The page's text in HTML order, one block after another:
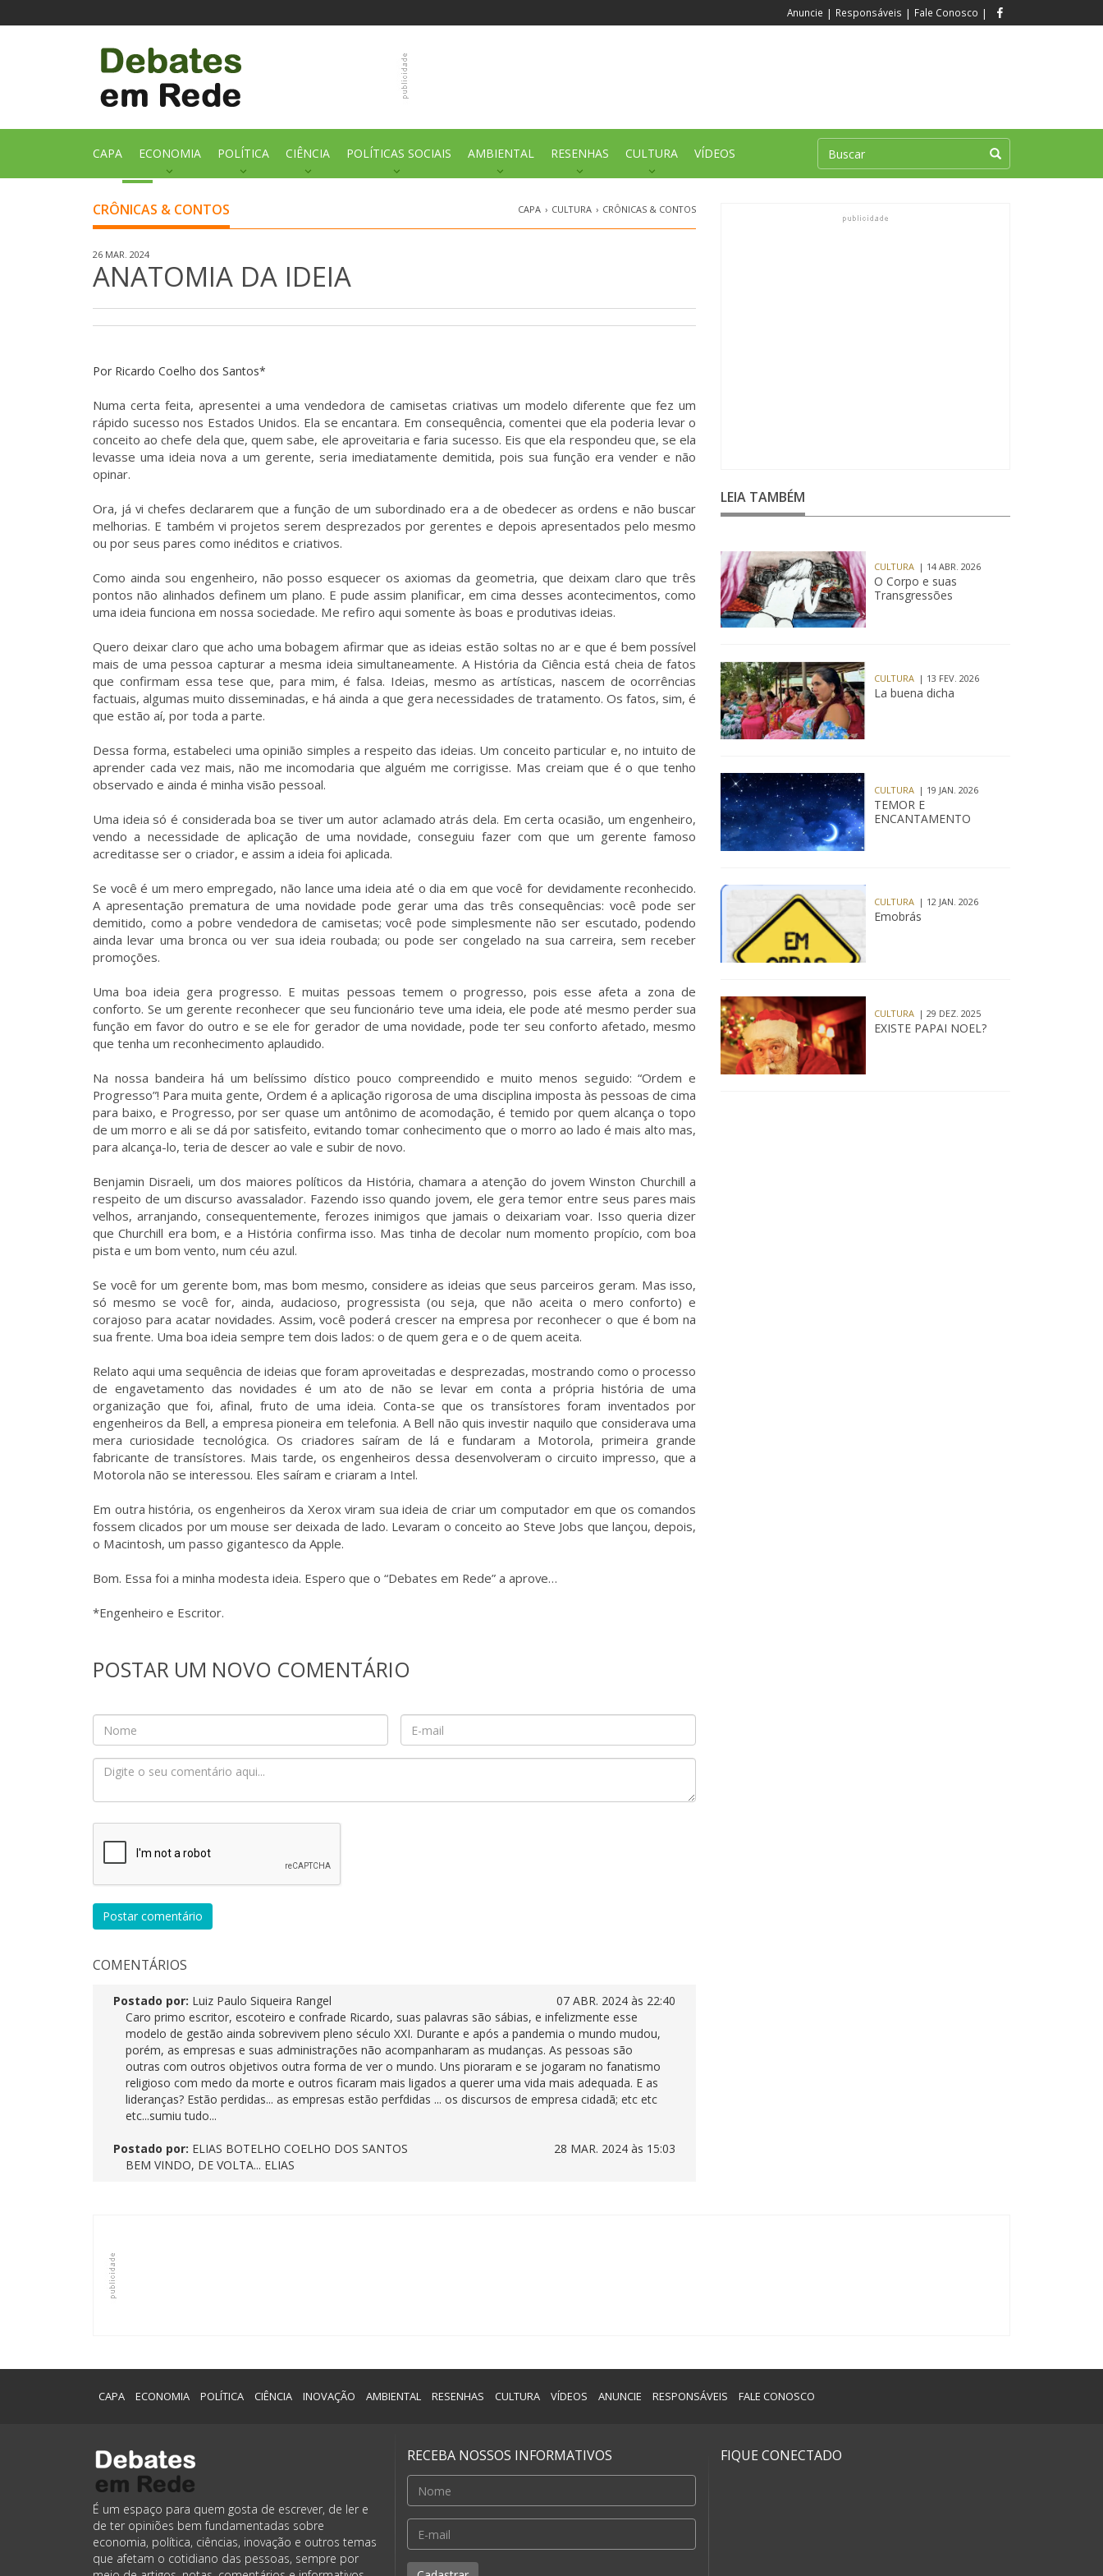
Anuncie | Responsáveis | Fale Conosco |
CAPA ECONOMIA POLÍTICA CIÊNCIA POLÍTICAS SOCIAIS AMBIENTAL RESENHAS CULTURA VÍDEOS
CRÔNICAS & CONTOS CAPA › CULTURA › CRÔNICAS & CONTOS
26 MAR. 2024
ANATOMIA DA IDEIA
Por Ricardo Coelho dos Santos*
Numa certa feita, apresentei a uma vendedora de camisetas criativas um modelo diferente que fez um
rápido sucesso nos Estados Unidos. Ela se encantara. Em consequência, comentei que ela poderia levar o
conceito ao chefe dela que, quem sabe, ele aproveitaria e faria sucesso. Eis que ela respondeu que, se ela
levasse uma ideia nova a um gerente, seria imediatamente demitida, pois sua função era vender e não
opinar.
Ora, já vi chefes declararem que a função de um subordinado era a de obedecer as ordens e não buscar
melhorias. E também vi projetos serem desprezados por gerentes e depois apresentados pelo mesmo
ou por seus pares como inéditos e criativos.
Como ainda sou engenheiro, não posso esquecer os axiomas da geometria, que deixam claro que três
pontos não alinhados definem um plano. E pude assim planificar, em cima desses acontecimentos, como
uma ideia funciona em nossa sociedade. Me refiro aqui somente às boas e produtivas ideias.
Quero deixar claro que acho uma bobagem afirmar que as ideias estão soltas no ar e que é bem possível
mais de uma pessoa capturar a mesma ideia simultaneamente. A História da Ciência está cheia de fatos
que confirmam essa tese que, para mim, é falsa. Ideias, mesmo as artísticas, nascem de ocorrências
factuais, algumas muito disseminadas, e há ainda a que gera necessidades de tratamento. Os fatos, sim, é
que estão aí, por toda a parte.
Dessa forma, estabeleci uma opinião simples a respeito das ideias. Um conceito particular e, no intuito de
aprender cada vez mais, não me incomodaria que alguém me corrigisse. Mas creiam que é o que tenho
observado e ainda é minha visão pessoal.
Uma ideia só é considerada boa se tiver um autor aclamado atrás dela. Em certa ocasião, um engenheiro,
vendo a necessidade de aplicação de uma novidade, conseguiu fazer com que um gerente famoso
acreditasse ser o criador, e assim a ideia foi aplicada.
Se você é um mero empregado, não lance uma ideia até o dia em que você for devidamente reconhecido.
A apresentação prematura de uma novidade pode gerar uma das três consequências: você pode ser
demitido, como a pobre vendedora de camisetas; você pode simplesmente não ser escutado, podendo
ainda levar uma bronca ou ver sua ideia roubada; ou pode ser congelado na sua carreira, sem receber
promoções.
Uma boa ideia gera progresso. E muitas pessoas temem o progresso, pois esse afeta a zona de
conforto. Se um gerente reconhecer que seu funcionário teve uma ideia, ele pode até mesmo perder sua
função em favor do outro e se ele for gerador de uma novidade, pode ter seu conforto afetado, mesmo
que tenha um reconhecimento aplaudido.
Na nossa bandeira há um belíssimo dístico pouco compreendido e muito menos seguido: “Ordem e
Progresso”! Para muita gente, Ordem é a aplicação rigorosa de uma disciplina imposta às pessoas de cima
para baixo, e Progresso, por ser quase um antônimo de acomodação, é temido por quem alcança o topo
de um morro e ali se dá por satisfeito, evitando tomar conhecimento que o morro ao lado é mais alto mas,
para alcança-lo, teria de descer ao vale e subir de novo.
Benjamin Disraeli, um dos maiores políticos da História, chamara a atenção do jovem Winston Churchill a
respeito de um discurso avassalador. Fazendo isso quando jovem, ele gera temor entre seus pares mais
velhos, arranjando, consequentemente, ferozes inimigos que jamais o deixariam voar. Isso queria dizer
que Churchill era bom, e a História confirma isso. Mas tinha de decolar num momento propício, com boa
pista e um bom vento, num céu azul.
Se você for um gerente bom, mas bom mesmo, considere as ideias que seus parceiros geram. Mas isso,
só mesmo se você for, ainda, audacioso, progressista (ou seja, que não aceita o mero conforto) e
corajoso para acatar novidades. Assim, você poderá crescer na empresa por reconhecer o que é bom na
sua frente. Uma boa ideia sempre tem dois lados: o de quem gera e o de quem aceita.
Relato aqui uma sequência de ideias que foram aproveitadas e desprezadas, mostrando como o processo
de engavetamento das novidades é um ato de não se levar em conta a própria história de uma
organização que foi, afinal, fruto de uma ideia. Conta-se que os transístores foram inventados por
engenheiros da Bell, a empresa pioneira em telefonia. A Bell não quis investir naquilo que considerava uma
mera curiosidade tecnológica. Os criadores saíram de lá e fundaram a Motorola, primeira grande
fabricante de transístores. Mais tarde, os engenheiros dessa desenvolveram o circuito impresso, que a
Motorola não se interessou. Eles saíram e criaram a Intel.
Em outra história, os engenheiros da Xerox viram sua ideia de criar um computador em que os comandos
fossem clicados por um mouse ser deixada de lado. Levaram o conceito ao Steve Jobs que lançou, depois,
o Macintosh, um passo gigantesco da Apple.
Bom. Essa foi a minha modesta ideia. Espero que o “Debates em Rede” a aprove…
*Engenheiro e Escritor.
POSTAR UM NOVO COMENTÁRIO
Postar comentário
COMENTÁRIOS
Postado por: Luiz Paulo Siqueira Rangel
07 ABR. 2024 às 22:40
Caro primo escritor, escoteiro e confrade Ricardo, suas palavras são sábias, e infelizmente esse
modelo de gestão ainda sobrevivem pleno século XXI. Durante e após a pandemia o mundo mudou,
porém, as empresas e suas administrações não acompanharam as mudanças. As pessoas são
outras com outros objetivos outra forma de ver o mundo. Uns pioraram e se jogaram no fanatismo
religioso com medo da morte e outros ficaram mais ligados a querer uma vida mais adequada. E as
lideranças? Estão perdidas... as empresas estão perfdidas ... os discursos de empresa cidadã; etc etc
etc...sumiu tudo...
Postado por: ELIAS BOTELHO COELHO DOS SANTOS
28 MAR. 2024 às 15:03
BEM VINDO, DE VOLTA... ELIAS
LEIA TAMBÉM
CULTURA | 14 ABR. 2026
O Corpo e suas
Transgressões
CULTURA | 13 FEV. 2026
La buena dicha
CULTURA | 19 JAN. 2026
TEMOR E
ENCANTAMENTO
CULTURA | 12 JAN. 2026
Emobrás
CULTURA | 29 DEZ. 2025
EXISTE PAPAI NOEL?
CAPA ECONOMIA POLÍTICA CIÊNCIA INOVAÇÃO AMBIENTAL RESENHAS CULTURA VÍDEOS ANUNCIE RESPONSÁVEIS FALE CONOSCO
É um espaço para quem gosta de escrever, de ler e
de ter opiniões bem fundamentadas sobre
economia, política, ciências, inovação e outros temas
que afetam o cotidiano das pessoas, sempre por
RECEBA NOSSOS INFORMATIVOS FIQUE CONECTADO